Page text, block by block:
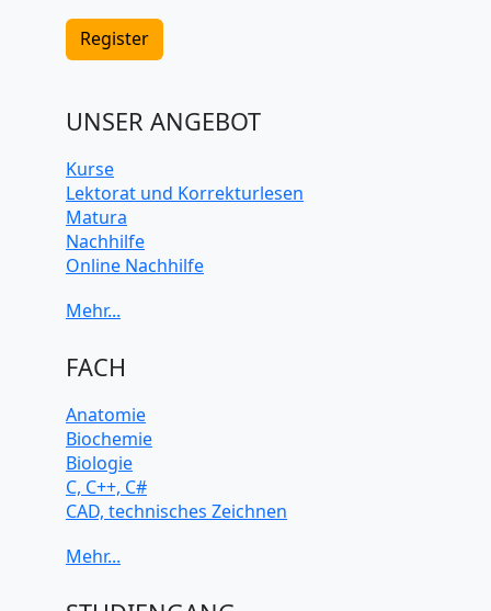
Register
UNSER ANGEBOT
Kurse
Lektorat und Korrekturlesen
Matura
Nachhilfe
Online Nachhilfe
FACH
Anatomie
Biochemie
Biologie
C, C++, C#
CAD, technisches Zeichnen
Computerarchitektur